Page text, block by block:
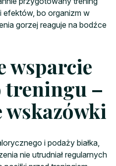
efektów, bo organizm w
gorzej reaguje na bodźce
wsparcie
treningu –
i podaży białka,
nie utrudniał regularnych